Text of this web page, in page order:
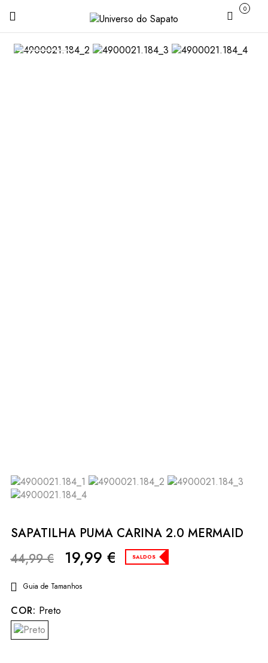
Carrinho
0
SAPATILHA PUMA CARINA 2.0 MERMAID
44,99€ 19,99 € SALDOS
Guia de Tamanhos
COR: Preto